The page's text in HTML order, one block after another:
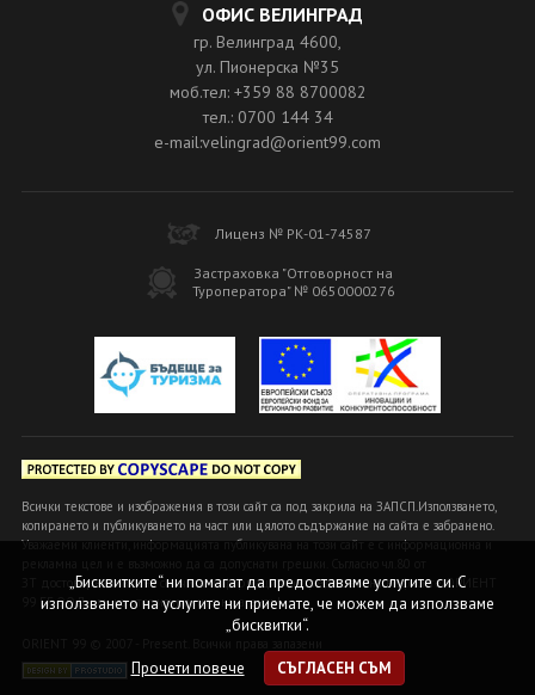
ОФИС ВЕЛИНГРАД
гр. Велинград 4600,
ул. Пионерска №35
моб.тел: +359 88 8700082
тел.: 0700 144 34
e-mail:velingrad@orient99.com
Лиценз № РК-01-74587
Застраховка "Отговорност на
Туроператора" № 0650000276
Всички текстове и изображения в този сайт са под закрила на ЗАПСП.Използването,
копирането и публикуването на част или цялото съдържание на сайта е забранено.
Уважаеми клиенти, информацията публикувана на този сайт е с информационна и
ЗТ достоверна и вярна се счита информацията, предоставена в офисите ОРИЕНТ
99 БГ ООД или на оторизираните ни агенти!
„Бисквитките“ ни помагат да предоставяме услугите си. С
използването на услугите ни приемате, че можем да използваме
„бисквитки“.
Прочети повече СЪГЛАСЕН СЪМ